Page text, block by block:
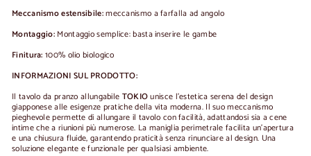
Meccanismo estensibile:meccanismo a farfalla ad angolo
Montaggio: Montaggio semplice: basta inserire le gambe
Finitura: 100% olio biologico
INFORMAZIONI SUL PRODOTTO:
Il tavolo da pranzo allungabile TOKIOunisce l'estetica serena del design
giapponese alle esigenze pratiche della vita moderna. Il suo meccanismo
pieghevole permette di allungare il tavolo con facilità, adattandosi sia a cene
intime che a riunioni più numerose. La maniglia perimetrale facilita un'apertura
e una chiusura fluide, garantendo praticità senza rinunciare al design. Una
soluzione elegante e funzionale per qualsiasi ambiente.